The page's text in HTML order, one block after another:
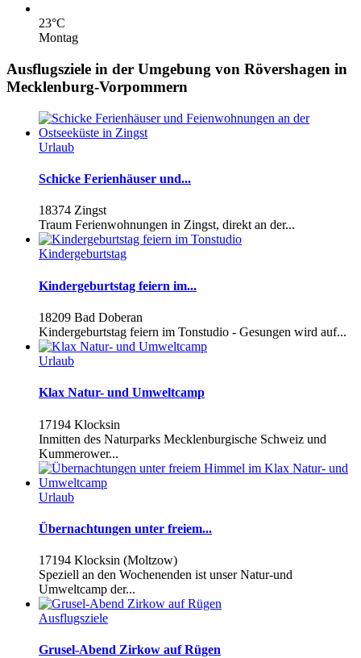
23°C
Montag
Ausflugsziele in der Umgebung von Rövershagen in
Mecklenburg-Vorpommern
Urlaub
Schicke Ferienhäuser und...
18374 Zingst
Traum Ferienwohnungen in Zingst, direkt an der...
Kindergeburtstag
Kindergeburtstag feiern im...
18209 Bad Doberan
Kindergeburtstag feiern im Tonstudio - Gesungen wird auf...
Urlaub
Klax Natur- und Umweltcamp
17194 Klocksin
Inmitten des Naturparks Mecklenburgische Schweiz und
Kummerower...
Urlaub
Übernachtungen unter freiem...
17194 Klocksin (Moltzow)
Speziell an den Wochenenden ist unser Natur-und
Umweltcamp der...
Ausflugsziele
Grusel-Abend Zirkow auf Rügen